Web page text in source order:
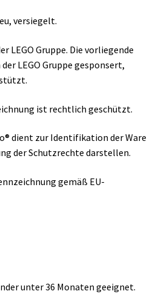
versiegelt.
LEGO Gruppe. Die vorliegende
LEGO Gruppe gesponsert,
ist rechtlich geschützt.
dient zur Identifikation der Ware
der Schutzrechte darstellen.
gemäß EU-
unter 36 Monaten geeignet.